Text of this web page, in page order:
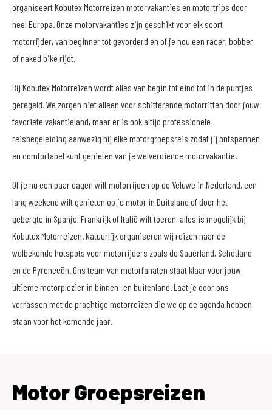
organiseert Kobutex Motorreizen motorvakanties en motortrips door
heel Europa. Onze motorvakanties zijn geschikt voor elk soort
motorrijder, van beginner tot gevorderd en of je nou een racer, bobber
of naked bike rijdt.
Bij Kobutex Motorreizen wordt alles van begin tot eind tot in de puntjes
geregeld. We zorgen niet alleen voor schitterende motorritten door jouw
favoriete vakantieland, maar er is ook altijd professionele
reisbegeleiding aanwezig bij elke motorgroepsreis zodat jij ontspannen
en comfortabel kunt genieten van je welverdiende motorvakantie.
Of je nu een paar dagen wilt motorrijden op de Veluwe in Nederland, een
lang weekend wilt genieten op je motor in Duitsland of door het
gebergte in Spanje, Frankrijk of Italië wilt toeren, alles is mogelijk bij
Kobutex Motorreizen. Natuurlijk organiseren wij reizen naar de
welbekende hotspots voor motorrijders zoals de Sauerland, Schotland
en de Pyreneeën. Ons team van motorfanaten staat klaar voor jouw
ultieme motorplezier in binnen- en buitenland. Laat je door ons
verrassen met de prachtige motorreizen die we op de agenda hebben
staan voor het komende jaar.
Motor Groepsreizen